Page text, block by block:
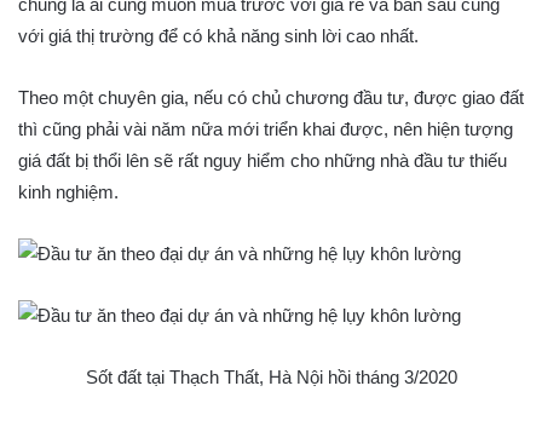
với giá thị trường để có khả năng sinh lời cao nhất.
Theo một chuyên gia, nếu có chủ chương đầu tư, được giao đất
thì cũng phải vài năm nữa mới triển khai được, nên hiện tượng
giá đất bị thổi lên sẽ rất nguy hiểm cho những nhà đầu tư thiếu
kinh nghiệm.
Sốt đất tại Thạch Thất, Hà Nội hồi tháng 3/2020